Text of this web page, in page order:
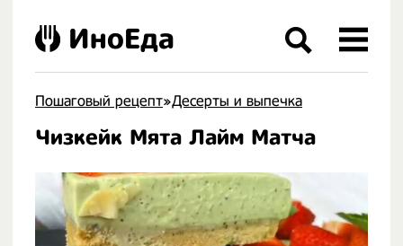
Пошаговый рецепт»Десерты и выпечка
Чизкейк Мята Лайм Матча
ИноЕда